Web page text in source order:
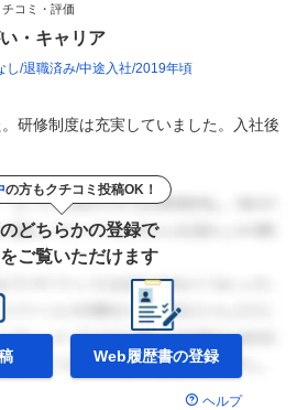
コミ・評価
・キャリア
し 退職済み 中途入社 2019年頃
研修制度は充実していました。入社後
の方もクチコミ投稿OK！
どちらかの登録で
ご覧いただけます
Web履歴書の登録
ヘルプ